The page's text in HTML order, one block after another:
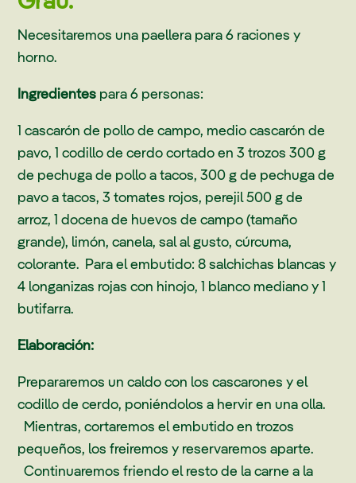
Necesitaremos una paellera para 6 raciones y
horno.
Ingredientes para 6 personas:
1 cascarón de pollo de campo, medio cascarón de
pavo, 1 codillo de cerdo cortado en 3 trozos 300 g
de pechuga de pollo a tacos, 300 g de pechuga de
pavo a tacos, 3 tomates rojos, perejil 500 g de
arroz, 1 docena de huevos de campo (tamaño
grande), limón, canela, sal al gusto, cúrcuma,
colorante. Para el embutido: 8 salchichas blancas y
4 longanizas rojas con hinojo, 1 blanco mediano y 1
butifarra.
Elaboración:
Prepararemos un caldo con los cascarones y el
codillo de cerdo, poniéndolos a hervir en una olla.
Mientras, cortaremos el embutido en trozos
pequeños, los freiremos y reservaremos aparte.
Continuaremos friendo el resto de la carne a la